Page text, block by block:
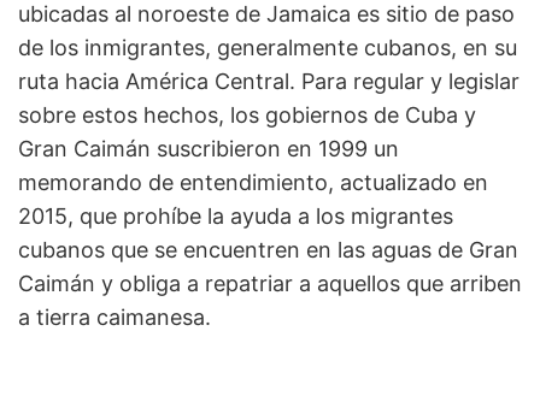
ubicadas al noroeste de Jamaica es sitio de paso
de los inmigrantes, generalmente cubanos, en su
ruta hacia América Central. Para regular y legislar
sobre estos hechos, los gobiernos de Cuba y
Gran Caimán suscribieron en 1999 un
memorando de entendimiento, actualizado en
2015, que prohíbe la ayuda a los migrantes
cubanos que se encuentren en las aguas de Gran
Caimán y obliga a repatriar a aquellos que arriben
a tierra caimanesa.